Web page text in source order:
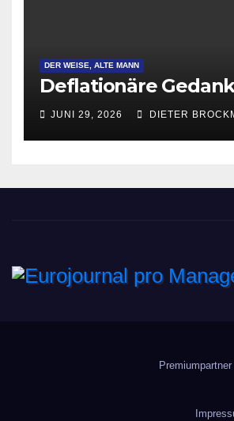
DER WEISE, ALTE MANN
Deflationäre
JUNI 29, 2026 DIETER